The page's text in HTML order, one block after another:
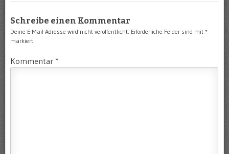
Schreibe einen Kommentar
Deine E-Mail-Adresse wird nicht veröffentlicht. Erforderliche Felder sind mit *
markiert
Kommentar *